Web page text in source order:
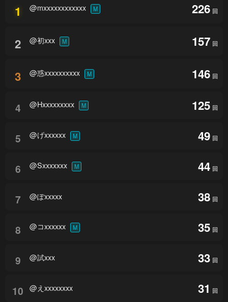
1 @mxxxxxxxxxxxx M 226 回
2 @初xxx M 157 回
3 @惑xxxxxxxxxx M 146 回
4 @Hxxxxxxxxx M 125 回
5 @げxxxxxx M 49 回
6 @Sxxxxxxx M 44 回
7 @ぽxxxxx 38 回
8 @コxxxxxx M 35 回
9 @試xxx 33 回
10 @えxxxxxxxx 31 回